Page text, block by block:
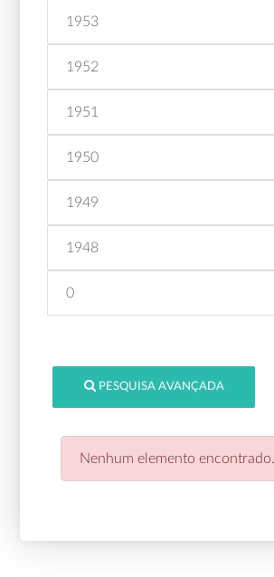
1953
1952
1951
1950
1949
1948
0
PESQUISA AVANÇADA
Nenhum elemento encontrado.